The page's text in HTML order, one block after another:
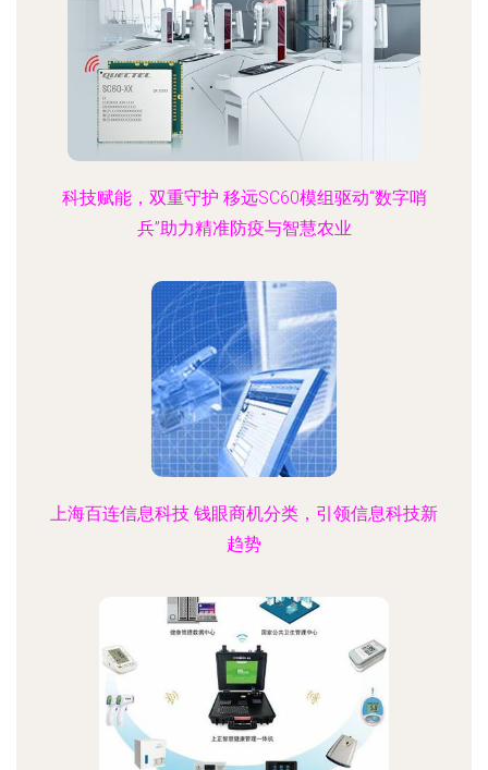
科技赋能，双重守护 移远SC60模组驱动“数字哨
兵”助力精准防疫与智慧农业
上海百连信息科技 钱眼商机分类，引领信息科技新
趋势